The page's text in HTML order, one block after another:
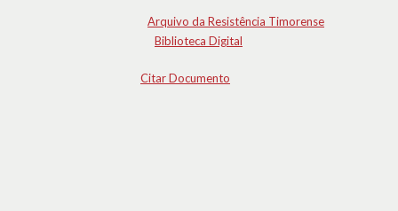
Arquivo da Resistência Timorense
Biblioteca Digital
Citar Documento